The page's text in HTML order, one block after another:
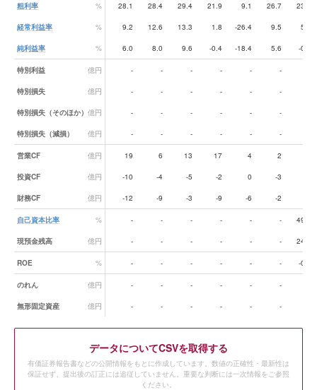
粗利率 % 28.1 28.4 29.4 21.9 9.1 26.7 23.2
経常利益率 % 9.2 12.6 13.3 1.8 -26.4 9.5 5.1
純利益率 % 6.0 8.0 9.6 -0.4 -18.4 5.6 -0.4
特別利益 億円 - - - - - -
特別損失 億円 - - - - - -
特別損失（そのほか） 億円 - - - - - -
特別損失（減損） 億円 - - - - - -
営業CF 億円 19 6 13 17 4 2
投資CF 億円 -10 -4 -5 -2 0 -3
財務CF 億円 -12 -9 -3 -9 -6 -2
自己資本比率 % - - - - - - 49.8
現預金残高 億円 - - - - - - 24.3
ROE % - - - - - - -0.6
のれん 億円 - - - - - -
無形固定資産 億円 - - - - - -
データについてCSVを取得する
有価証券報告書などの公開情報をもとに作成しています。数値の正確性・最新性は
保証せず、提出後の訂正には追従していません。重要な判断には一次情報をご参照
ください。